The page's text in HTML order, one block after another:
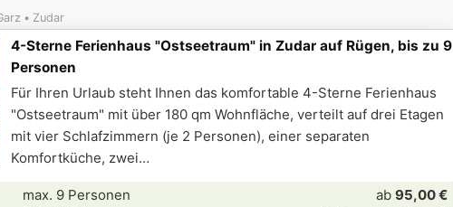
Zudar
4-Sterne Ferienhaus "Ostseetraum" in Zudar auf Rügen, bis zu 9
Personen
Für Ihren Urlaub steht Ihnen das komfortable 4-Sterne Ferienhaus
"Ostseetraum" mit über 180 qm Wohnfläche, verteilt auf drei Etagen
mit vier Schlafzimmern (je 2 Personen), einer separaten
Komfortküche, zwei
max. 9 Personen
ab 95,00 €